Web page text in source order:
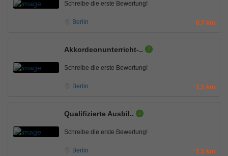
Schreibe die erste Bewertung!
Berlin 0.7 km
Akkordeonunterricht-..
Schreibe die erste Bewertung!
Berlin 1.1 km
Qualifizierte Ausbil..
Schreibe die erste Bewertung!
Berlin 1.1 km